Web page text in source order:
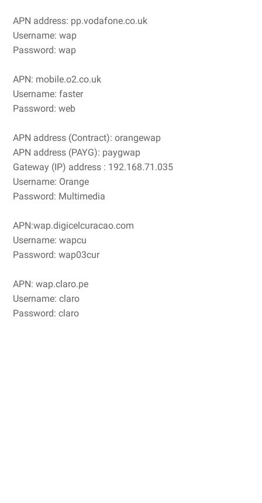
APN address: pp.vodafone.co.uk
Username: wap
Password: wap
APN: mobile.o2.co.uk
Username: faster
Password: web
APN address (Contract): orangewap
APN address (PAYG): paygwap
Gateway (IP) address : 192.168.71.035
Username: Orange
Password: Multimedia
APN:wap.digicelcuracao.com
Username: wapcu
Password: wap03cur
APN: wap.claro.pe
Username: claro
Password: claro